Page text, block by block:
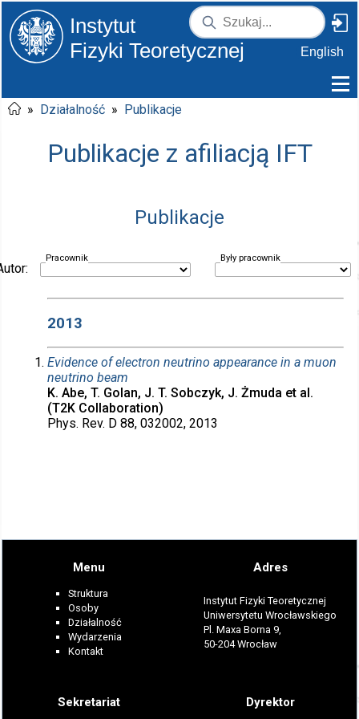
Instytut
Fizyki Teoretycznej
English
» Działalność » Publikacje
Publikacje z afiliacją IFT
Publikacje
Pracownik Były pracownik
2013
Evidence of electron neutrino appearance in a muon
neutrino beam
K. Abe, T. Golan, J. T. Sobczyk, J. Żmuda et al.
(T2K Collaboration)
Phys. Rev. D 88, 032002, 2013
Menu
Struktura
Osoby
Działalność
Wydarzenia
Kontakt
Adres
Instytut Fizyki Teoretycznej
Uniwersytetu Wrocławskiego
Pl. Maxa Borna 9,
50-204 Wrocław
Sekretariat Dyrektor